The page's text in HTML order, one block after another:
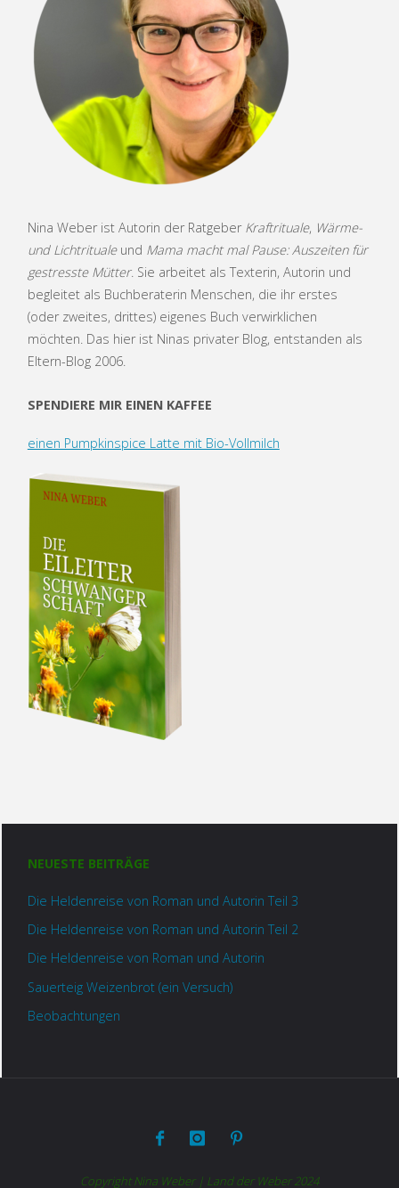
Nina Weber ist Autorin der Ratgeber Kraftrituale, Wärme-
und Lichtritualeund Mama macht mal Pause: Auszeiten für
gestresste Mütter. Sie arbeitet als Texterin, Autorin und
begleitet als Buchberaterin Menschen, die ihr erstes
(oder zweites, drittes) eigenes Buch verwirklichen
möchten. Das hier ist Ninas privater Blog, entstanden als
Eltern-Blog 2006.
SPENDIERE MIR EINEN KAFFEE
einen Pumpkinspice Latte mit Bio-Vollmilch
NEUESTE BEITRÄGE
Die Heldenreise von Roman und Autorin Teil 3
Die Heldenreise von Roman und Autorin Teil 2
Die Heldenreise von Roman und Autorin
Sauerteig Weizenbrot (ein Versuch)
Beobachtungen
Copyright Nina Weber | Land der Weber 2024